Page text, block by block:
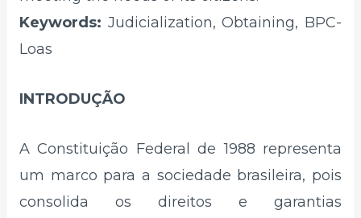
Keywords: Judicialization, Obtaining, BPC-
Loas
INTRODUÇÃO
A Constituição Federal de 1988 representa
um marco para a sociedade brasileira, pois
consolida os direitos e garantias